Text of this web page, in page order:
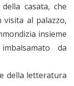
casata, che
al palazzo,
insieme
da
della letteratura